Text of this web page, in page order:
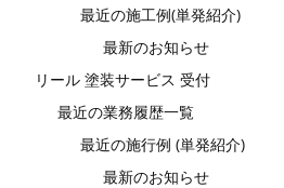
最近の施工例(単発紹介)
最新のお知らせ
リール 塗装サービス 受付
最近の業務履歴一覧
最近の施行例 (単発紹介)
最新のお知らせ